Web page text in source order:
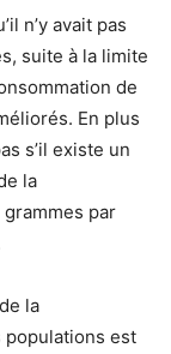
n’y avait pas
suite à la limite
de
En plus
s’il existe un
la
par
la
populations est